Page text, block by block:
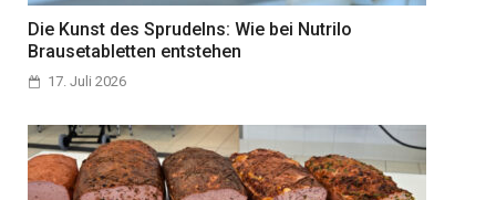
Die Kunst des Sprudelns: Wie bei Nutrilo
Brausetabletten entstehen
17. Juli 2026